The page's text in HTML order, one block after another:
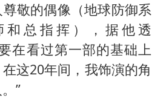
男子被沙蜇蜇伤5小时后呼吸困难
奋力开创中国式现代化建设新局面
敬的偶像（地球防御系
和总指挥），据他透
在看过第一部的基础上
这20年间，我饰演的角
”